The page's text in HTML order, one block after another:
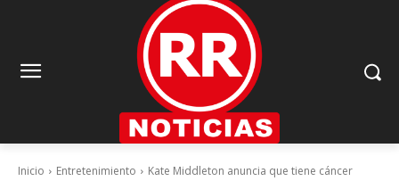
Inicio Entretenimiento Kate Middleton anuncia que tiene cáncer